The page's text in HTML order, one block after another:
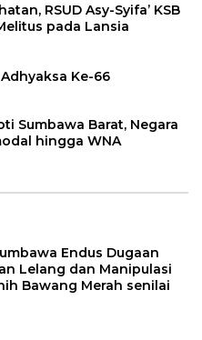
RSUD Asy-Syifa’ KSB
pada Lansia
Ke-66
Sumbawa Barat, Negara
hingga WNA
Endus Dugaan
Lelang dan Manipulasi
Bawang Merah senilai